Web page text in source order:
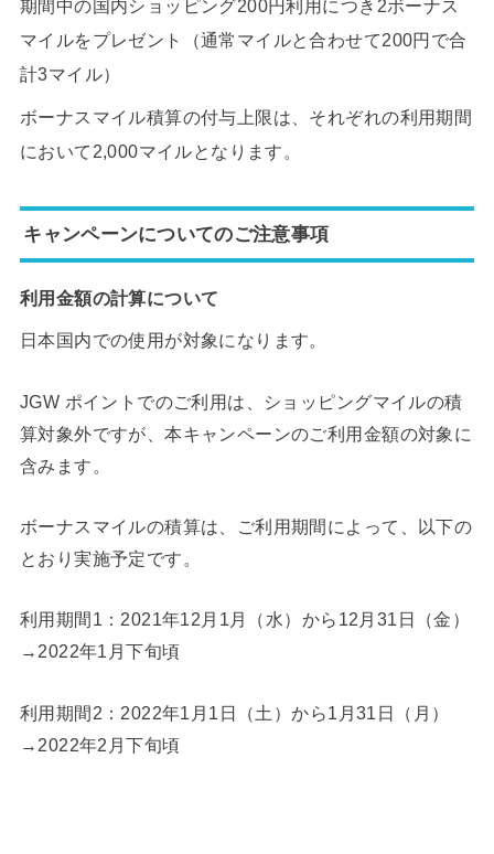
期間中の国内ショッピング200円利用につき2ボーナス
マイルをプレゼント（通常マイルと合わせて200円で合
計3マイル）
ボーナスマイル積算の付与上限は、それぞれの利用期間
において2,000マイルとなります。
キャンペーンについてのご注意事項
利用金額の計算について
日本国内での使用が対象になります。
JGW ポイントでのご利用は、ショッピングマイルの積
算対象外ですが、本キャンペーンのご利用金額の対象に
含みます。
ボーナスマイルの積算は、ご利用期間によって、以下の
とおり実施予定です。
利用期間1：2021年12月1月（水）から12月31日（金）
→2022年1月下旬頃
利用期間2：2022年1月1日（土）から1月31日（月）
→2022年2月下旬頃